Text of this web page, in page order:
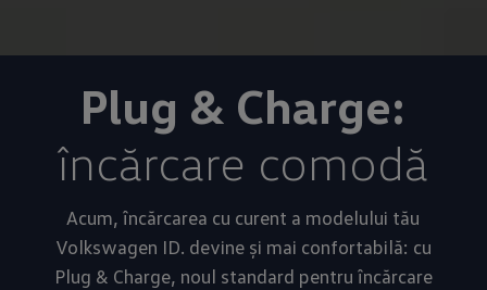
Plug & Charge:
încărcare comodă
Acum, încărcarea cu curent a modelului tău
Volkswagen ID. devine și mai confortabilă: cu
Plug & Charge, noul standard pentru încărcare